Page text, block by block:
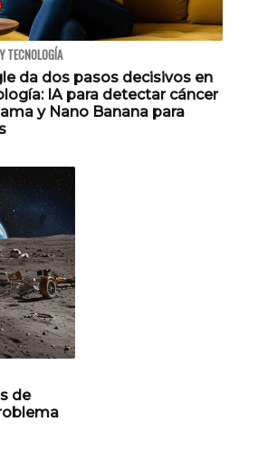
TECNOLOGÍA
da dos pasos decisivos en
IA para detectar cáncer
y Nano Banana para
de